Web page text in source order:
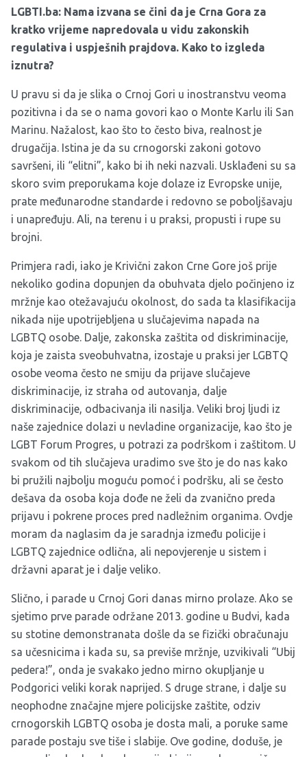
LGBTI.ba: Nama izvana se čini da je Crna Gora za
kratko vrijeme napredovala u vidu zakonskih
regulativa i uspješnih prajdova. Kako to izgleda
iznutra?
U pravu si da je slika o Crnoj Gori u inostranstvu veoma
pozitivna i da se o nama govori kao o Monte Karlu ili San
Marinu. Nažalost, kao što to često biva, realnost je
drugačija. Istina je da su crnogorski zakoni gotovo
savršeni, ili “elitni”, kako bi ih neki nazvali. Usklađeni su sa
skoro svim preporukama koje dolaze iz Evropske unije,
prate međunarodne standarde i redovno se poboljšavaju
i unapređuju. Ali, na terenu i u praksi, propusti i rupe su
brojni.
Primjera radi, iako je Krivični zakon Crne Gore još prije
nekoliko godina dopunjen da obuhvata djelo počinjeno iz
mržnje kao otežavajuću okolnost, do sada ta klasifikacija
nikada nije upotrijebljena u slučajevima napada na
LGBTQ osobe. Dalje, zakonska zaštita od diskriminacije,
koja je zaista sveobuhvatna, izostaje u praksi jer LGBTQ
osobe veoma često ne smiju da prijave slučajeve
diskriminacije, iz straha od autovanja, dalje
diskriminacije, odbacivanja ili nasilja. Veliki broj ljudi iz
naše zajednice dolazi u nevladine organizacije, kao što je
LGBT Forum Progres, u potrazi za podrškom i zaštitom. U
svakom od tih slučajeva uradimo sve što je do nas kako
bi pružili najbolju moguću pomoć i podršku, ali se često
dešava da osoba koja dođe ne želi da zvanično preda
prijavu i pokrene proces pred nadležnim organima. Ovdje
moram da naglasim da je saradnja između policije i
LGBTQ zajednice odlična, ali nepovjerenje u sistem i
državni aparat je i dalje veliko.
Slično, i parade u Crnoj Gori danas mirno prolaze. Ako se
sjetimo prve parade održane 2013. godine u Budvi, kada
su stotine demonstranata došle da se fizički obračunaju
sa učesnicima i kada su, sa previše mržnje, uzvikivali “Ubij
pedera!”, onda je svakako jedno mirno okupljanje u
Podgorici veliki korak naprijed. S druge strane, i dalje su
neophodne značajne mjere policijske zaštite, odziv
crnogorskih LGBTQ osoba je dosta mali, a poruke same
parade postaju sve tiše i slabije. Ove godine, doduše, je